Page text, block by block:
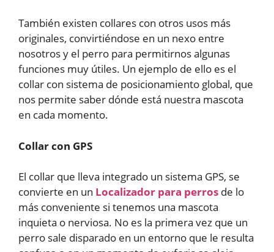
También existen collares con otros usos más
originales, convirtiéndose en un nexo entre
nosotros y el perro para permitirnos algunas
funciones muy útiles. Un ejemplo de ello es el
collar con sistema de posicionamiento global, que
nos permite saber dónde está nuestra mascota
en cada momento.
Collar con GPS
El collar que lleva integrado un sistema GPS, se
convierte en un Localizador para perros de lo
más conveniente si tenemos una mascota
inquieta o nerviosa. No es la primera vez que un
perro sale disparado en un entorno que le resulta